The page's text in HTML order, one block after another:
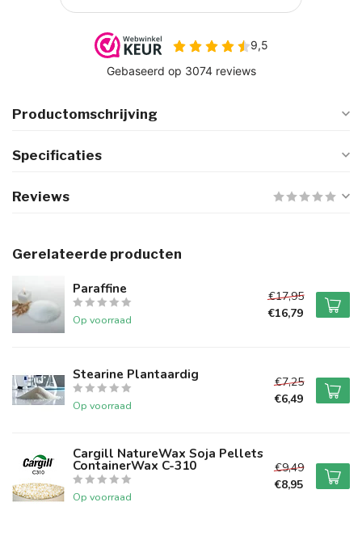
Productomschrijving
Specificaties
Reviews
Gerelateerde producten
Paraffine
Op voorraad
€17,95
€16,79
Stearine Plantaardig
Op voorraad
€7,25
€6,49
Cargill NatureWax Soja Pellets
ContainerWax C-310
Op voorraad
€9,49
€8,95